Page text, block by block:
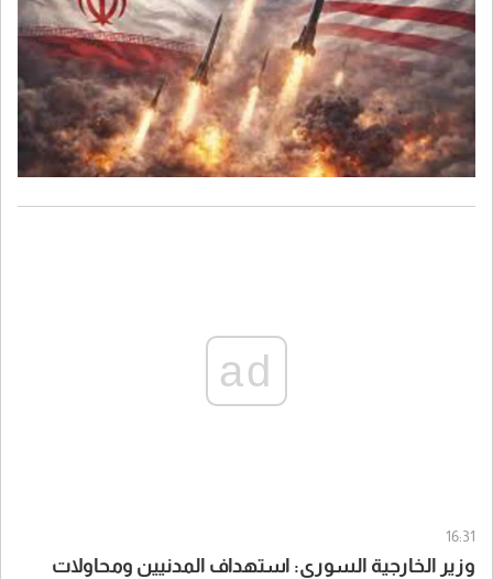
ad
16:31
وزير الخارجية السوري: استهداف المدنيين ومحاولات